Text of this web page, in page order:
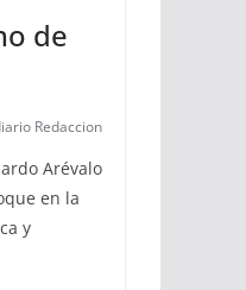
de
Redaccion
Arévalo
en la
y